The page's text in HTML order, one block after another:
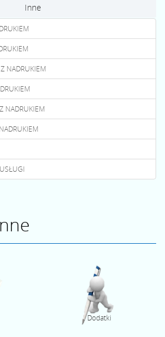
Inne
NADRUKIEM
NADRUKIEM
Dodatki